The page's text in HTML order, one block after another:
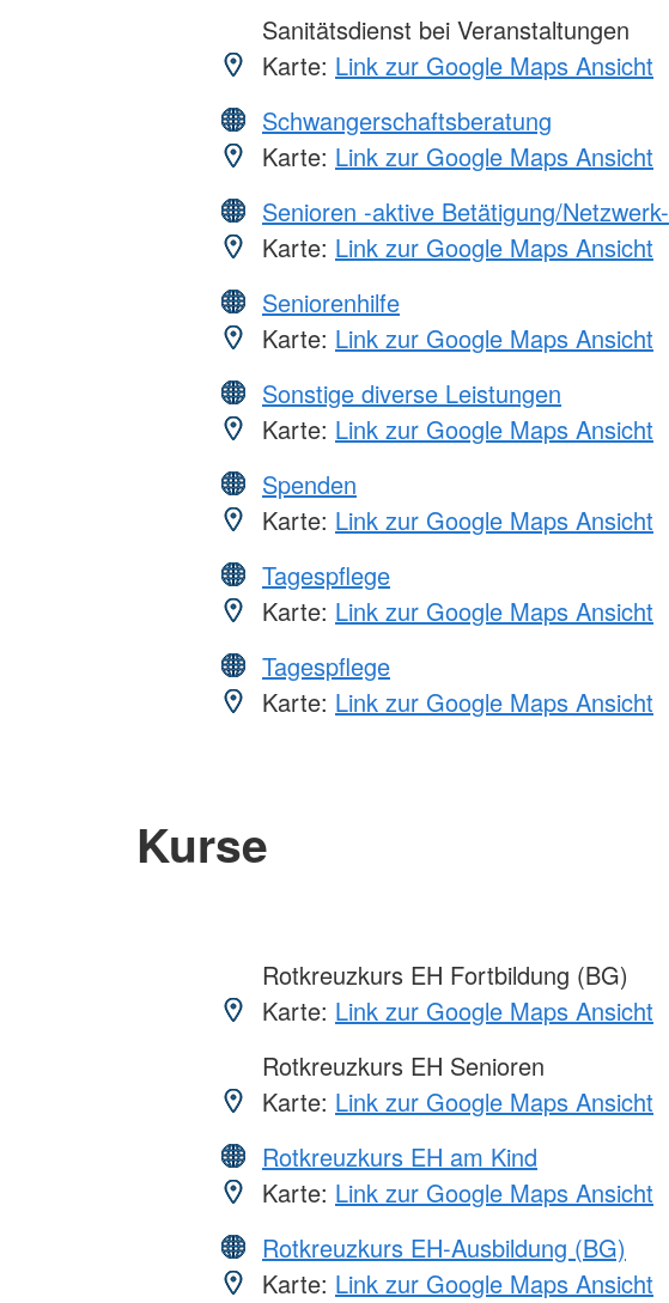
Sanitätsdienst bei Veranstaltungen
Karte: Link zur Google Maps Ansicht
Schwangerschaftsberatung
Karte: Link zur Google Maps Ansicht
Senioren -aktive Betätigung/Netzwerk-
Karte: Link zur Google Maps Ansicht
Seniorenhilfe
Karte: Link zur Google Maps Ansicht
Sonstige diverse Leistungen
Karte: Link zur Google Maps Ansicht
Spenden
Karte: Link zur Google Maps Ansicht
Tagespflege
Karte: Link zur Google Maps Ansicht
Tagespflege
Karte: Link zur Google Maps Ansicht
Kurse
Rotkreuzkurs EH Fortbildung (BG)
Karte: Link zur Google Maps Ansicht
Rotkreuzkurs EH Senioren
Karte: Link zur Google Maps Ansicht
Rotkreuzkurs EH am Kind
Karte: Link zur Google Maps Ansicht
Rotkreuzkurs EH-Ausbildung (BG)
Karte: Link zur Google Maps Ansicht